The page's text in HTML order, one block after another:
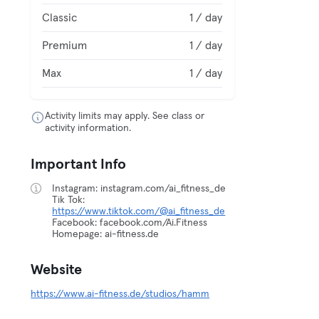
Classic 1 / day
Premium 1 / day
Max 1 / day
Activity limits may apply. See class or
activity information.
Important Info
Instagram: instagram.com/ai_fitness_de
Tik Tok:
https://www.tiktok.com/@ai_fitness_de
Facebook: facebook.com/Ai.Fitness
Homepage: ai-fitness.de
Website
https://www.ai-fitness.de/studios/hamm